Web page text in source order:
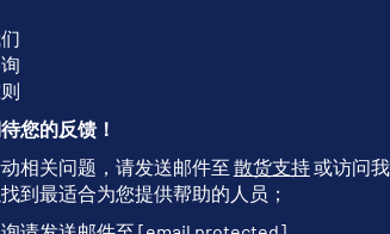
您的反馈！
相关问题，请发送邮件至 散货支持或访问
到最适合为您提供帮助的人员；